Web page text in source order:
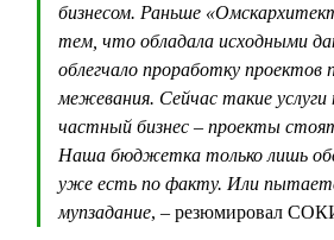
бизнесом. Раньше
тем, что обладала исходными
облегчало проработку проектов
межевания. Сейчас такие услуги
частный бизнес – проекты
Наша бюджетка только лишь
уже есть по факту. Или
мупзадание, – резюмировал